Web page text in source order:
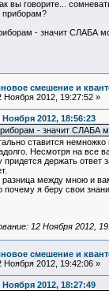
вы говорите...
приборам?
- значит СЛАБА
смешение и
Ноября 2012, 19:27:52 »
Ноября 2012, 18:56:23
- значит СЛАБА
ставится немножко
Несмотря на все
придется держать
разница между мною и
я беру свои
12 Ноября 2012,
смешение и
Ноября 2012, 19:42:06 »
Ноября 2012, 18:27:49